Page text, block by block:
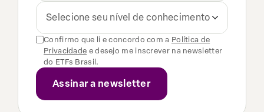
Selecione seu nível de conhecimento
Confirmo que li e concordo com a Política de
Privacidade e desejo me inscrever na newsletter
do ETFs Brasil.